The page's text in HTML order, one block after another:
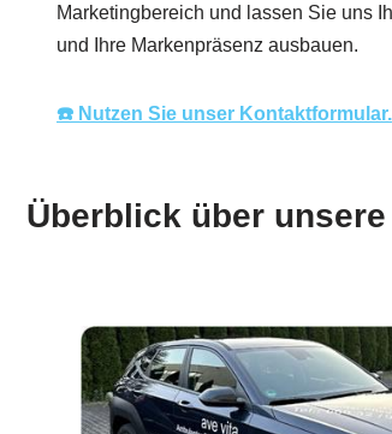
Marketingbereich und lassen Sie uns
und Ihre Markenpräsenz ausbauen.
☎️ Nutzen Sie unser Kontaktformular.
Überblick über